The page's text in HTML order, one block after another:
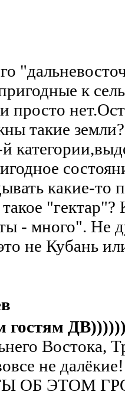
к
просто
такие
какие-то
такое
- много". Не
не Кубань
гостям
Востока,
не далёкие!
ОБ ЭТОМ